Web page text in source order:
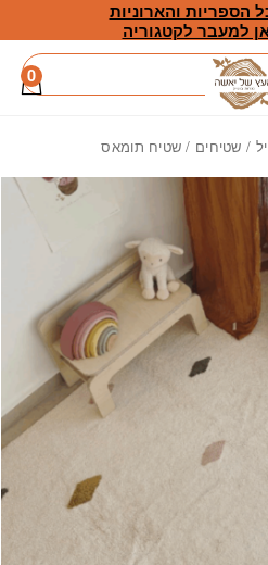
כל הספריות והארוניות
למעבר לקטגוריה
0
/ שטיחים / שטיח תומאס